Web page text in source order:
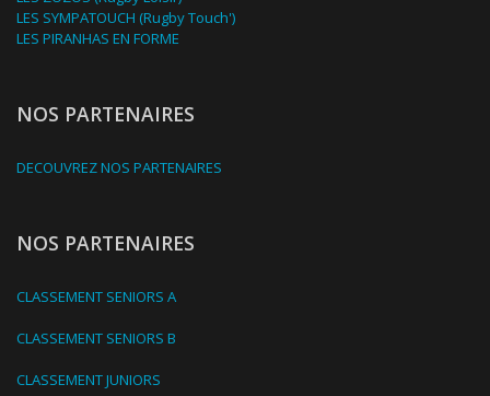
LES SYMPATOUCH (Rugby Touch')
LES PIRANHAS EN FORME
NOS PARTENAIRES
DECOUVREZ NOS PARTENAIRES
NOS PARTENAIRES
CLASSEMENT SENIORS A
CLASSEMENT SENIORS B
CLASSEMENT JUNIORS